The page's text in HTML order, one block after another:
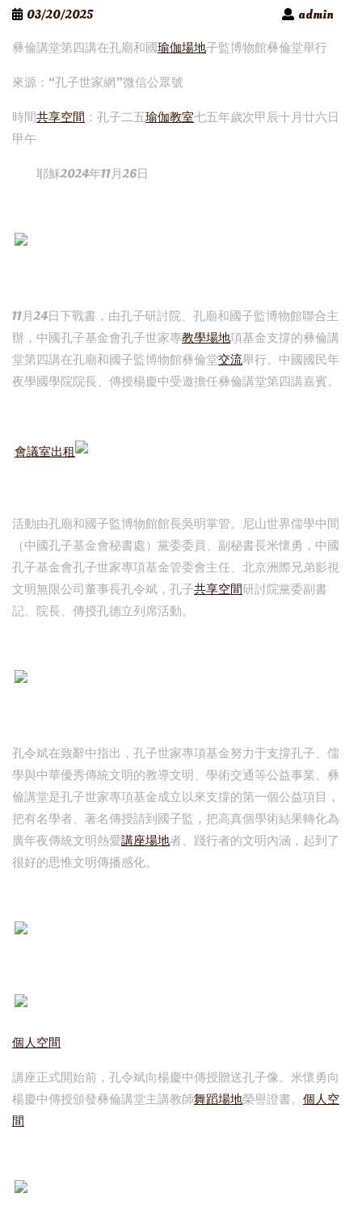
03/20/2025
admin
彝倫講堂第四講在孔廟和國瑜伽場地子監博物館彝倫堂舉行
來源：“孔子世家網”微信公眾號
時間共享空間 ：孔子二五瑜伽教室七五年歲次甲辰十月廿六日
甲午
耶穌2024年11月26日
11月24日下戰書，由孔子研討院、孔廟和國子監博物館聯合主
辦，中國孔子基金會孔子世家專教學場地項基金支撐的彝倫講
堂第四講在孔廟和國子監博物館彝倫堂交流舉行。中國國民年
夜學國學院院長、傳授楊慶中受邀擔任彝倫講堂第四講嘉賓。
會議室出租
活動由孔廟和國子監博物館館長吳明掌管。尼山世界儒學中間
（中國孔子基金會秘書處）黨委委員、副秘書長米懷勇，中國
孔子基金會孔子世家專項基金管委會主任、北京洲際兄弟影視
文明無限公司董事長孔令斌，孔子共享空間研討院黨委副書
記、院長、傳授孔德立列席活動。
孔令斌在致辭中指出，孔子世家專項基金努力于支撐孔子、儒
學與中華優秀傳統文明的教導文明、學術交通等公益事業。彝
倫講堂是孔子世家專項基金成立以來支撐的第一個公益項目，
把有名學者、著名傳授請到國子監，把高真個學術結果轉化為
廣年夜傳統文明熱愛講座場地者、踐行者的文明內涵，起到了
很好的思惟文明傳播感化。
個人空間
講座正式開始前，孔令斌向楊慶中傳授贈送孔子像。米懷勇向
楊慶中傳授頒發彝倫講堂主講教師舞蹈場地榮譽證書。 個人空
間